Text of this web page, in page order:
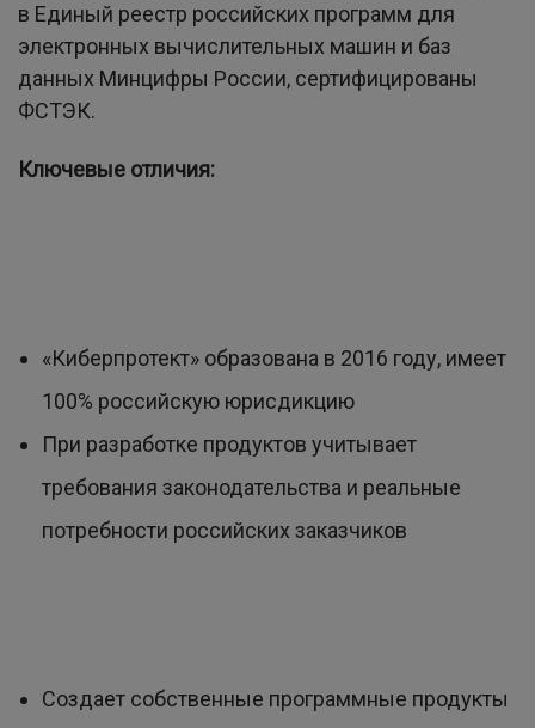
в Единый реестр российских программ для
электронных вычислительных машин и баз
данных Минцифры России, сертифицированы
ФСТЭК.
Ключевые отличия:
«Киберпротект» образована в 2016 году, имеет
100% российскую юрисдикцию
При разработке продуктов учитывает
требования законодательства и реальные
потребности российских заказчиков
Создает собственные программные продукты